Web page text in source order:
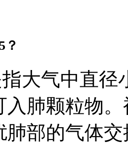
？
大气中直径
入肺颗粒物
肺部的气体